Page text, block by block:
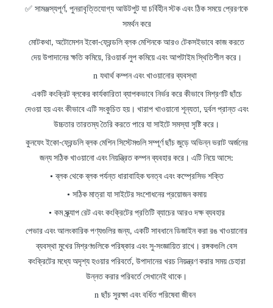
✅ সামঞ্জস্যপূর্ণ, পুনরাবৃত্তিযোগ্য আউটপুট যা চর্বিহীন স্টক এবং ঠিক সময়ে প্রেরণকে
সমর্থন করে
মোটকথা, অটোমেশন ইকো-ফ্রেন্ডলি ব্লক মেশিনকে আরও টেকসইভাবে কাজ করতে
দেয় উপাদানের ক্ষতি কমিয়ে, রিওয়ার্ক লুপ কমিয়ে এবং আপটাইম স্থিতিশীল করে।
n যথার্থ কম্পনএবং খাওয়ানোর ব্যবস্থা
একটি কংক্রিট ব্লকের কার্যকারিতা ব্যাপকভাবে নির্ভর করে কীভাবে মিশ্রণটি ছাঁচে
দেওয়া হয় এবং কীভাবে এটি সংকুচিত হয়। খারাপ খাওয়ানো শূন্যতা, দুর্বল প্রান্ত এবং
উচ্চতার তারতম্য তৈরি করতে পারে যা সাইটে সমস্যা সৃষ্টি করে।
কুনফেং ইকো-ফ্রেন্ডলি ব্লক মেশিন সিস্টেমগুলি সম্পূর্ণ ছাঁচ জুড়ে অভিন্ন ভরাট অর্জনের
জন্য সঠিক খাওয়ানো এবং নিয়ন্ত্রিত কম্পন ব্যবহার করে। এটি নিয়ে আসে:
•ব্লক থেকে ব্লক পর্যন্ত ধারাবাহিক ঘনত্ব এবং কম্প্রেসিভ শক্তি
• সঠিক মাত্রা যা সাইটের সংশোধনের প্রয়োজন কমায়
• কম স্ক্র্যাপ রেট এবং কংক্রিটের প্রতিটি ব্যাচের আরও দক্ষ ব্যবহার
পেভার এবং আলংকারিক পণ্যগুলির জন্য, একটি সাবধানে ডিজাইন করা রঙ খাওয়ানোর
ব্যবস্থা মুখের মিশ্রণগুলিকে পরিষ্কার এবং সু-সংজ্ঞায়িত রাখে। রঙ্গকগুলি বেস
কংক্রিটের মধ্যে অদৃশ্য হওয়ার পরিবর্তে, উপাদানের খরচ নিয়ন্ত্রণ করার সময় চেহারা
উন্নত করার পরিবর্তে সেখানেই থাকে।
n ছাঁচ সুরক্ষা এবং বর্ধিত পরিষেবা জীবন